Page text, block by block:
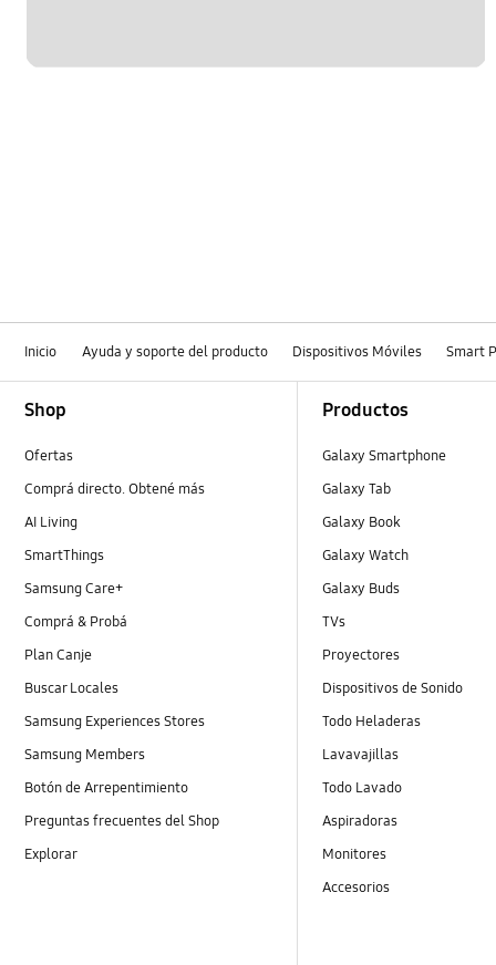
Inicio Ayuda y soporte del producto Dispositivos Móviles Smart
Shop
Ofertas
Comprá directo. Obtené más
AI Living
SmartThings
Samsung Care+
Comprá & Probá
Plan Canje
Buscar Locales
Samsung Experiences Stores
Samsung Members
Botón de Arrepentimiento
Preguntas frecuentes del Shop
Explorar
Productos
Galaxy Smartphone
Galaxy Tab
Galaxy Book
Galaxy Watch
Galaxy Buds
TVs
Proyectores
Dispositivos de Sonido
Todo Heladeras
Lavavajillas
Todo Lavado
Aspiradoras
Monitores
Accesorios